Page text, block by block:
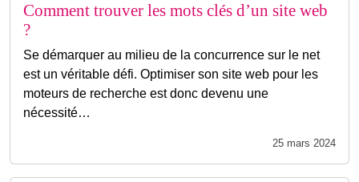
Comment trouver les mots clés d’un site web
?
Se démarquer au milieu de la concurrence sur le net
est un véritable défi. Optimiser son site web pour les
moteurs de recherche est donc devenu une
nécessité…
25 mars 2024